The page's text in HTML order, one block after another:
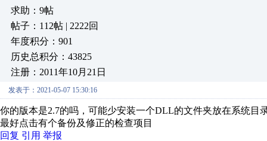
求助：9帖
帖子：112帖 | 2222回
年度积分：901
历史总积分：43825
注册：2011年10月21日
发表于：2021-05-07 15:30:16
你的版本是2.7的吗，可能少安装一个DLL的文件夹放在系统
最好点击有个备份及修正的检查项目
回复 引用 举报